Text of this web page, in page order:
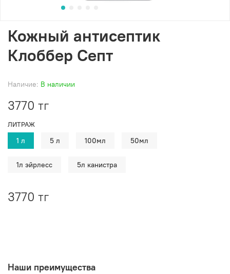
Наличие: В наличии
Кожный антисептик
Клоббер Септ
3770 тг
3770 тг
ЛИТРАЖ
1 л 5 л 100мл 50мл
1л эйрлесс 5л канистра
Наши преимущества